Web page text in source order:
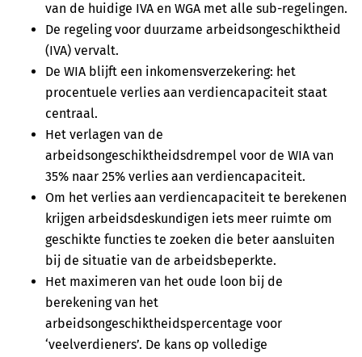
van de huidige IVA en WGA met alle sub-regelingen.
De regeling voor duurzame arbeidsongeschiktheid
(IVA) vervalt.
De WIA blijft een inkomensverzekering: het
procentuele verlies aan verdiencapaciteit staat
centraal.
Het verlagen van de
arbeidsongeschiktheidsdrempel voor de WIA van
35% naar 25% verlies aan verdiencapaciteit.
Om het verlies aan verdiencapaciteit te berekenen
krijgen arbeidsdeskundigen iets meer ruimte om
geschikte functies te zoeken die beter aansluiten
bij de situatie van de arbeidsbeperkte.
Het maximeren van het oude loon bij de
berekening van het
arbeidsongeschiktheidspercentage voor
‘veelverdieners’. De kans op volledige